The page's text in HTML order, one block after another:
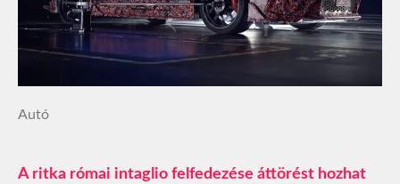
Autó
A ritka római intaglio felfedezése áttörést hozhat